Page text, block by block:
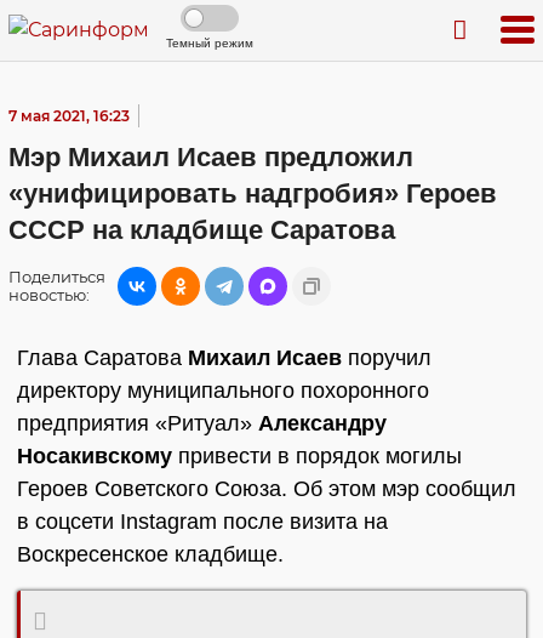
Темный режим
7 мая 2021, 16:23
Мэр Михаил Исаев предложил
«унифицировать надгробия» Героев
СССР на кладбище Саратова
Поделиться
новостью:
Глава Саратова Михаил Исаев поручил
директору муниципального похоронного
предприятия «Ритуал» Александру
Носакивскому привести в порядок могилы
Героев Советского Союза. Об этом мэр сообщил
в соцсети Instagram после визита на
Воскресенское кладбище.